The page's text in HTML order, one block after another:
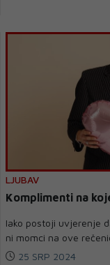
LJUBAV
Komplimenti na
Iako postoji uvjerenje
ni momci na ove
25 SRP 2024